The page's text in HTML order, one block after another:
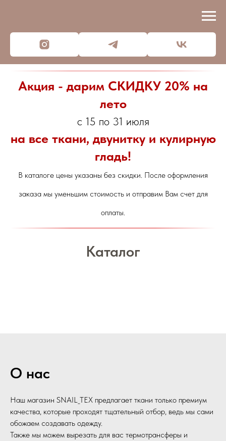
Акция - дарим СКИДКУ 20% на
лето
с 15 по 31 июля
на все ткани, двунитку и кулирную
гладь!
В каталоге цены указаны без скидки. После оформления
заказа мы уменьшим стоимость и отправим Вам счет для
оплаты.
Каталог
О нас
Наш магазин SNAIL_TEX предлагает ткани только премиум
качества, которые проходят тщательный отбор, ведь мы сами
обожаем создавать одежду.
Также мы можем вырезать для вас термотрансферы и